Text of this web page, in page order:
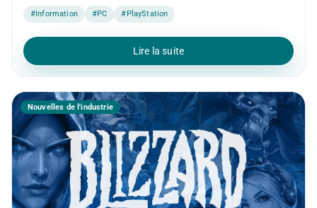
#Information #PC #PlayStation
Lire la suite
Nouvelles de l'industrie